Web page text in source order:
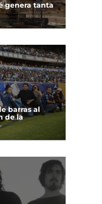
genera tanta
barras al
de la